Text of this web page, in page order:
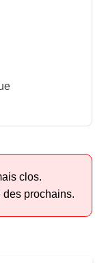
clos.
prochains.